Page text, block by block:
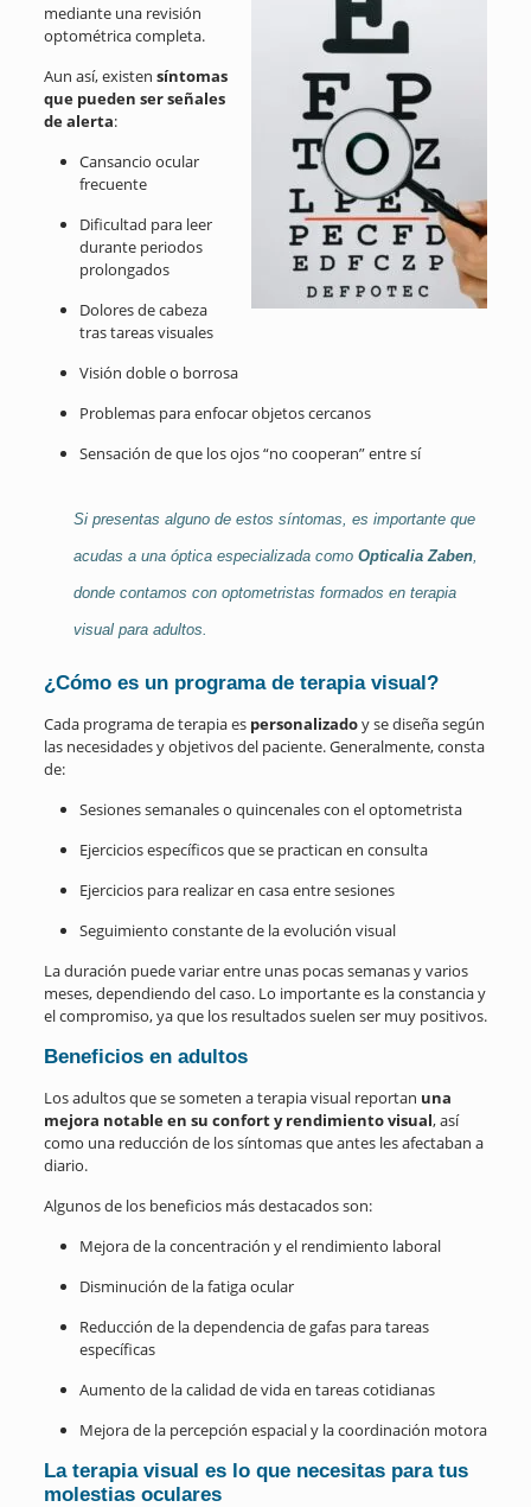
mediante una revisión
optométrica completa.
Aun así, existen síntomas
que pueden ser señales
de alerta:
Cansancio ocular
frecuente
Dificultad para leer
durante periodos
prolongados
Dolores de cabeza
tras tareas visuales
Visión doble o borrosa
Problemas para enfocar objetos cercanos
Sensación de que los ojos “no cooperan” entre sí
Si presentas alguno de estos síntomas, es importante que
acudas a una óptica especializada como Opticalia Zaben,
donde contamos con optometristas formados en terapia
visual para adultos.
¿Cómo es un programa de terapia visual?
Cada programa de terapia es personalizadoy se diseña según
las necesidades y objetivos del paciente. Generalmente, consta
de:
Sesiones semanales o quincenales con el optometrista
Ejercicios específicos que se practican en consulta
Ejercicios para realizar en casa entre sesiones
Seguimiento constante de la evolución visual
La duración puede variar entre unas pocas semanas y varios
meses, dependiendo del caso. Lo importante es la constancia y
el compromiso, ya que los resultados suelen ser muy positivos.
Beneficios en adultos
Los adultos que se someten a terapia visual reportan una
mejora notable en su confort y rendimiento visual, así
como una reducción de los síntomas que antes les afectaban a
diario.
Algunos de los beneficios más destacados son:
Mejora de la concentración y el rendimiento laboral
Disminución de la fatiga ocular
Reducción de la dependencia de gafas para tareas
específicas
Aumento de la calidad de vida en tareas cotidianas
Mejora de la percepción espacial y la coordinación motora
La terapia visual es lo que necesitas para tus
molestias oculares